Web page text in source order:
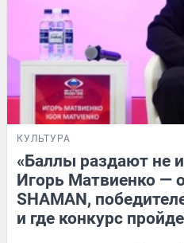
КУЛЬТУРА
«Баллы раздают не
Игорь Матвиенко —
SHAMAN,
и где конкурс